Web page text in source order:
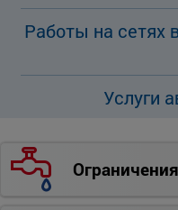
Работы на сетях
Услуги
Ограничения